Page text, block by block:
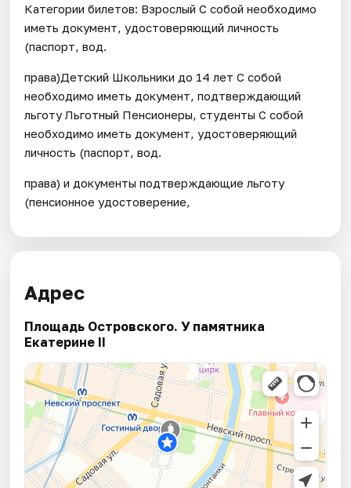
Категории билетов: Взрослый С собой необходимо
иметь документ, удостоверяющий личность
(паспорт, вод.
права)Детский Школьники до 14 лет С собой
необходимо иметь документ, подтверждающий
льготу Льготный Пенсионеры, студенты С собой
необходимо иметь документ, удостоверяющий
личность (паспорт, вод.
права) и документы подтверждающие льготу
(пенсионное удостоверение,
Адрес
Площадь Островского. У памятника
Екатерине II